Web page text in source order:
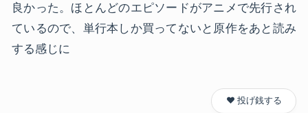
良かった。ほとんどのエピソードがアニメで先行され
ているので、単行本しか買ってないと原作をあと読み
する感じに
❤️ 投げ銭する